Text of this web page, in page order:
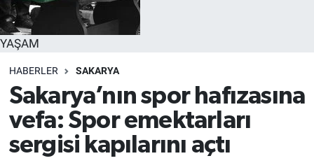
YAŞAM
HABERLER SAKARYA
Sakarya’nın spor hafızasına
vefa: Spor emektarları
sergisi kapılarını açtı